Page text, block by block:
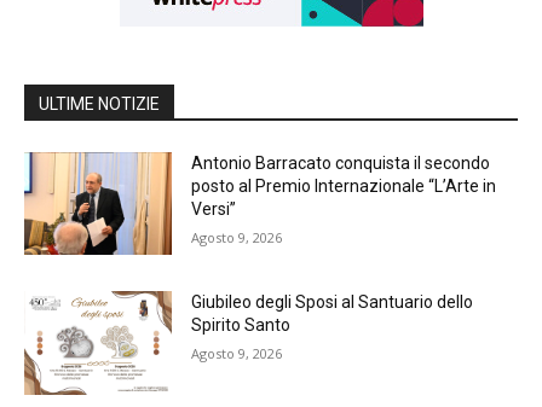
ULTIME NOTIZIE
Antonio Barracato conquista il secondo
posto al Premio Internazionale “L’Arte in
Versi”
Agosto 9, 2026
Giubileo degli Sposi al Santuario dello
Spirito Santo
Agosto 9, 2026